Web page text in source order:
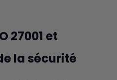
27001 et
la sécurité